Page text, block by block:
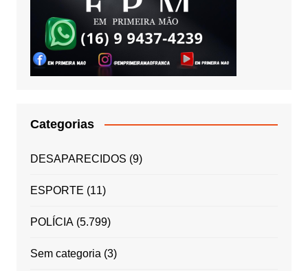
Categorias
DESAPARECIDOS (9)
ESPORTE (11)
POLÍCIA(5.799)
Sem categoria (3)